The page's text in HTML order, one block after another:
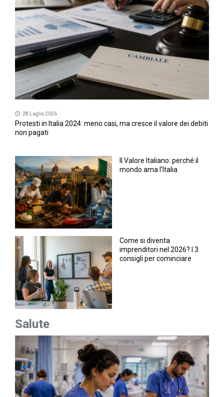
28 Luglio 2026
Protesti in Italia 2024: meno casi, ma cresce il valore dei debiti
non pagati
Il Valore Italiano: perché il
mondo ama l’Italia
Come si diventa
imprenditori nel 2026? I 3
consigli per cominciare
Salute